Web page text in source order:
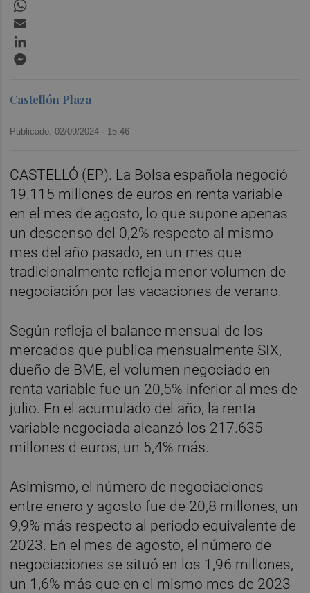
Castellón Plaza
Publicado: 02/09/2024 · 15:46
CASTELLÓ (EP). La Bolsa española negoció
19.115 millones de euros en renta variable
en el mes de agosto, lo que supone apenas
un descenso del 0,2% respecto al mismo
mes del año pasado, en un mes que
tradicionalmente refleja menor volumen de
negociación por las vacaciones de verano.
Según refleja el balance mensual de los
mercados que publica mensualmente SIX,
dueño de BME, el volumen negociado en
renta variable fue un 20,5% inferior al mes de
julio. En el acumulado del año, la renta
variable negociada alcanzó los 217.635
millones d euros, un 5,4% más.
Asimismo, el número de negociaciones
entre enero y agosto fue de 20,8 millones, un
9,9% más respecto al periodo equivalente de
2023. En el mes de agosto, el número de
negociaciones se situó en los 1,96 millones,
un 1,6% más que en el mismo mes de 2023